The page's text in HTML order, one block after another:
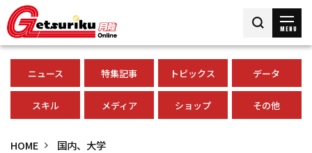
MENU
ニュース 特集記事 トピックス データ
スキル メディア ショップ その他
HOME 国内、大学